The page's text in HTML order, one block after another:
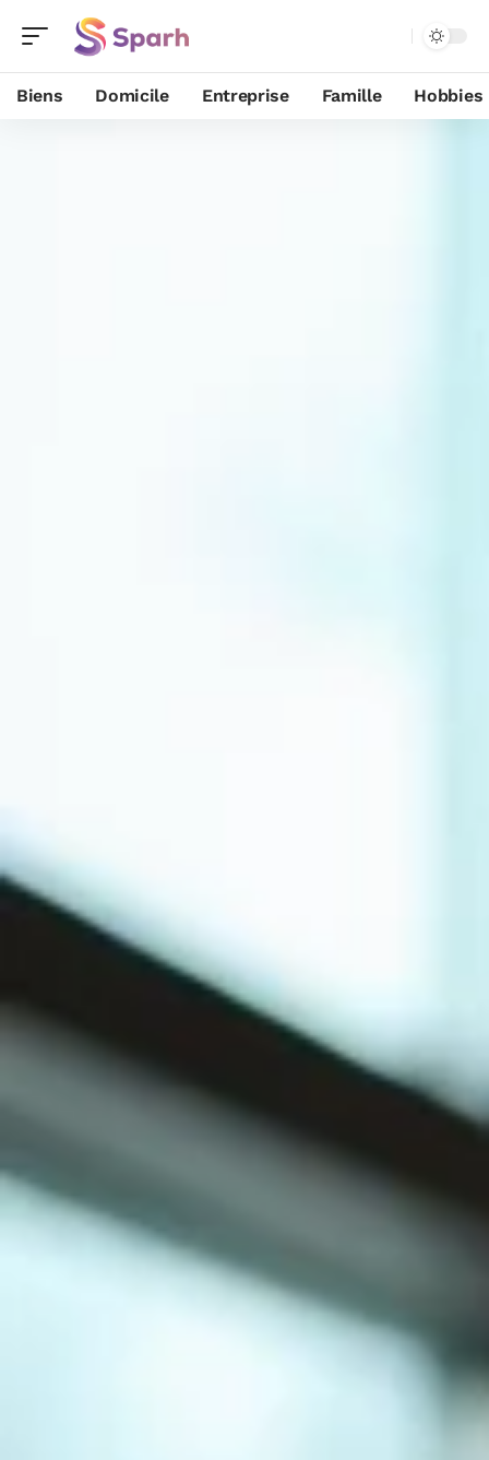
Biens Domicile Entreprise Famille Hobbies